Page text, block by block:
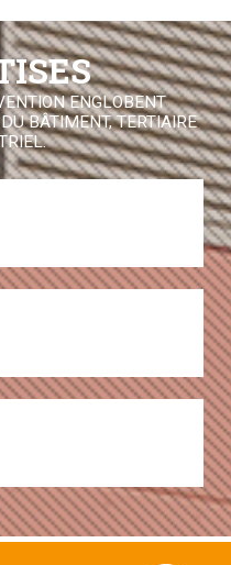
ENGLOBENT
BÂTIMENT, TERTIAIRE